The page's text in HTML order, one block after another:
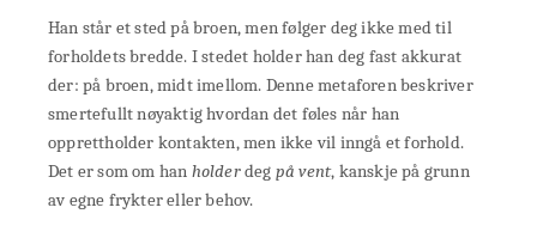
Han står et sted på broen, men følger deg ikke med til
forholdets bredde. I stedet holder han deg fast akkurat
der: på broen, midt imellom. Denne metaforen beskriver
smertefullt nøyaktig hvordan det føles når han
opprettholder kontakten, men ikke vil inngå et forhold.
Det er som om han holderdeg på vent, kanskje på grunn
av egne frykter eller behov.